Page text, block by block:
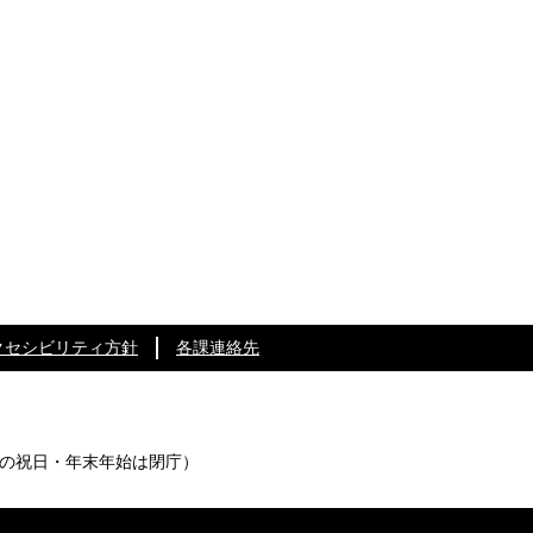
セシビリティ方針 各課連絡先
祝日・年末年始は閉庁）